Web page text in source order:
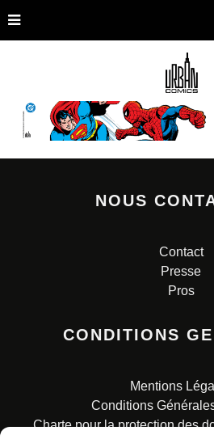
NOUS
Contact
Presse
Pros
CONDITIONS
Mentions
Conditions
Charte pour la protection des